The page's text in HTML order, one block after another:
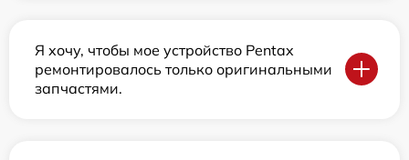
Я хочу, чтобы мое устройство Pentax
ремонтировалось только оригинальными
запчастями.